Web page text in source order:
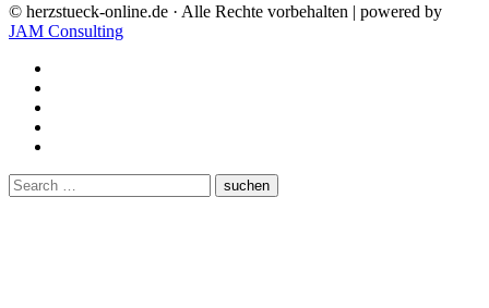
© herzstueck-online.de · Alle Rechte vorbehalten | powered by
JAM Consulting